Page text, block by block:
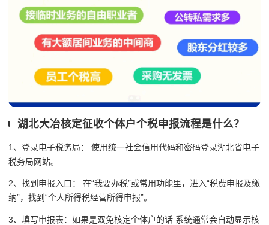
湖北大冶核定征收个体户个税申报流程是什么？
1、登录电子税务局： 使用统一社会信用代码和密码登录湖北省电子
税务局网站。
2、找到申报入口： 在“我要办税”或常用功能里，进入“税费申报及缴
纳”，找到“个人所得税经营所得申报”。
3、填写申报表：如果是双免核定个体户的话 系统通常会自动显示核